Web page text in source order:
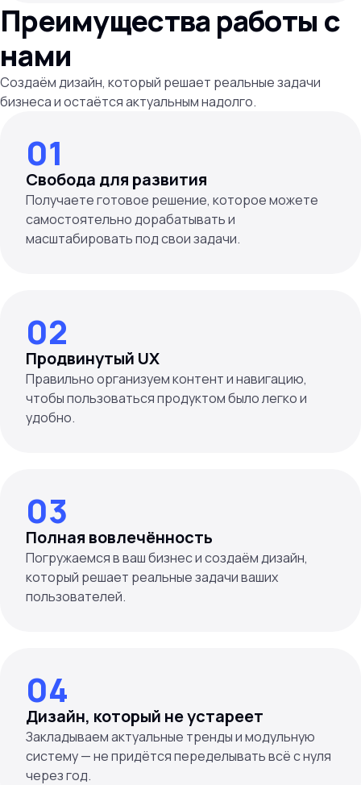
Преимущества работы с
нами
Создаём дизайн, который решает реальные задачи
бизнеса и остаётся актуальным надолго.
01
Свобода для развития
Получаете готовое решение, которое можете
самостоятельно дорабатывать и
масштабировать под свои задачи.
02
Продвинутый UX
Правильно организуем контент и навигацию,
чтобы пользоваться продуктом было легко и
03
Полная вовлечённость
Погружаемся в ваш бизнес и создаём дизайн,
который решает реальные задачи ваших
04
Дизайн, который не устареет
Закладываем актуальные тренды и модульную
систему — не придётся переделывать всё с нуля
через год.